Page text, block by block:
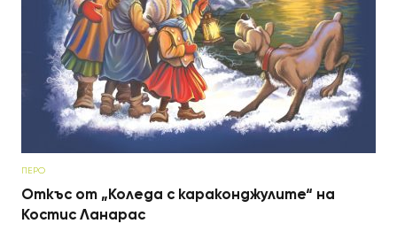
ПЕРО
Откъс от „Коледа с караконджулите“ на
Костис Ланарас